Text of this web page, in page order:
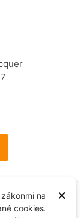
×
na
cookies.